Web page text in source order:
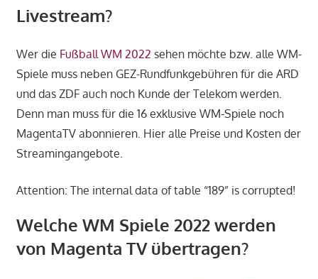
Livestream?
Wer die Fußball WM 2022 sehen möchte bzw. alle WM-
Spiele muss neben GEZ-Rundfunkgebühren für die ARD
und das ZDF auch noch Kunde der Telekom werden.
Denn man muss für die 16 exklusive WM-Spiele noch
MagentaTV abonnieren. Hier alle Preise und Kosten der
Streamingangebote.
Attention: The internal data of table “189” is corrupted!
Welche WM Spiele 2022 werden
von Magenta TV übertragen?